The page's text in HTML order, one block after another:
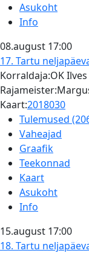
Asukoht
Info
08.august 17:00
17. Tartu
Korraldaja:OK Ilves
Kaart:2018030
Tulemused
Vaheajad
Graafik
Teekonnad
Kaart
Asukoht
Info
15.august 17:00
18. Tartu